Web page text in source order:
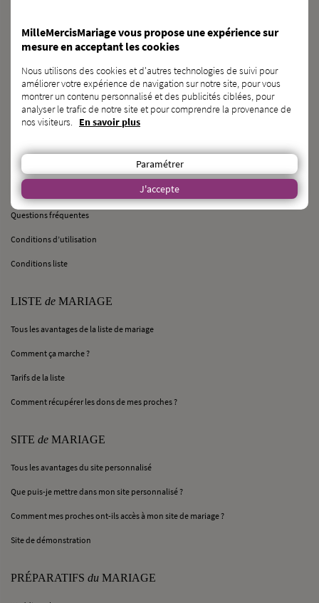
contact@millemercismariage.com
Joignable du lundi au vendredi de 10h à 13h et de 14h à 17h
LANGUE Français
Questions fréquentes
Conditions d’utilisation
Conditions liste
LISTE de MARIAGE
Tous les avantages de la liste de mariage
Comment ça marche ?
Tarifs de la liste
Comment récupérer les dons de mes proches ?
SITE de MARIAGE
Tous les avantages du site personnalisé
Que puis-je mettre dans mon site personnalisé ?
Comment mes proches ont-ils accès à mon site de mariage ?
Site de démonstration
PRÉPARATIFS du MARIAGE
MilleMercisMariage vous propose une expérience sur
mesure en acceptant les cookies
Nous utilisons des cookies et d'autres technologies de suivi pour
améliorer votre expérience de navigation sur notre site, pour vous
montrer un contenu personnalisé et des publicités ciblées, pour
analyser le trafic de notre site et pour comprendre la provenance de
nos visiteurs. En savoir plus
Paramétrer
J'accepte